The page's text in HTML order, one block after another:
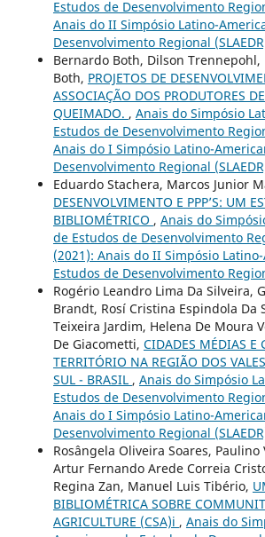
Estudos de Desenvolvimento
Anais do II Simpósio Latino-
Desenvolvimento Regional
Bernardo Both, Dilson Trennepohl,
Both, PROJETOS DE
ASSOCIAÇÃO DOS PRODUTORES
QUEIMADO. , Anais do Simpósio
Estudos de Desenvolvimento
Anais do I Simpósio Latino-
Desenvolvimento Regional
Eduardo Stachera, Marcos Junior
DESENVOLVIMENTO E PPP’S: UM
BIBLIOMÉTRICO , Anais do
de Estudos de Desenvolvimento
(2021): Anais do II Simpósio
Estudos de Desenvolvimento
Rogério Leandro Lima Da Silveira,
Brandt, Rosí Cristina Espindola Da
Teixeira Jardim, Helena De Moura
De Giacometti, CIDADES MÉDIAS E
TERRITÓRIO NA REGIÃO DOS
SUL - BRASIL , Anais do Simpósio
Estudos de Desenvolvimento
Anais do I Simpósio Latino-
Desenvolvimento Regional
Rosângela Oliveira Soares, Paulino
Artur Fernando Arede Correia
Regina Zan, Manuel Luis Tibério,
BIBLIOMÉTRICA SOBRE
AGRICULTURE (CSA)i , Anais do